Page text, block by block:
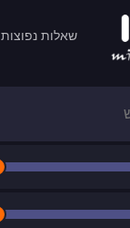
שאלות נפוצות